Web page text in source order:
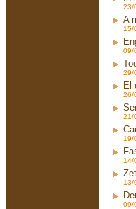
23/
A
15/
09/
29/
El
26/
21/
19/
14/
13/
09/